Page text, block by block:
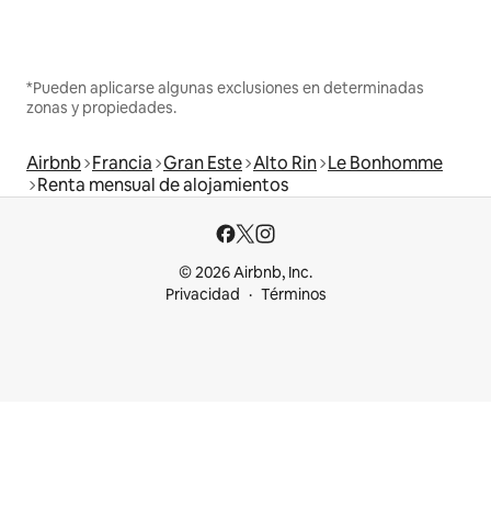
*Pueden aplicarse algunas exclusiones en determinadas
zonas y propiedades.
Airbnb Francia Gran Este Alto Rin Le Bonhomme
Renta mensual de alojamientos
© 2026 Airbnb, Inc.
Privacidad
Términos